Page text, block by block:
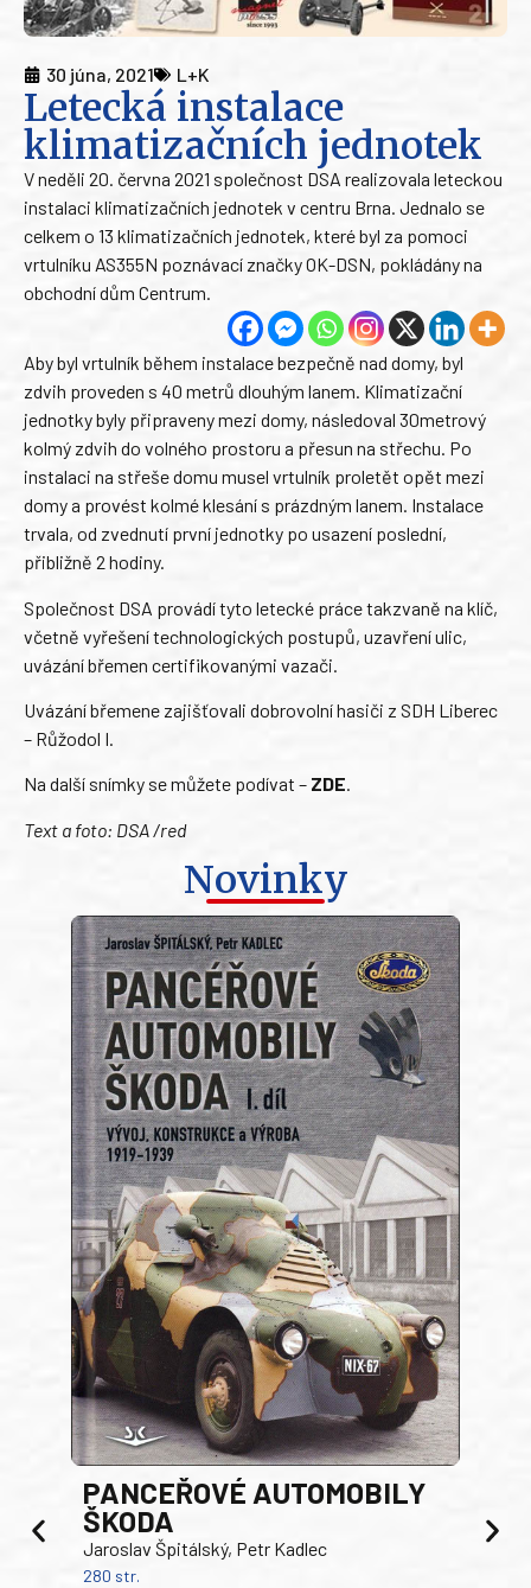
30 júna, 2021 L+K
Letecká instalace
klimatizačních jednotek
V neděli 20. června 2021 společnost DSA realizovala leteckou
instalaci klimatizačních jednotek v centru Brna. Jednalo se
celkem o 13 klimatizačních jednotek, které byl za pomoci
vrtulníku AS355N poznávací značky OK-DSN, pokládány na
obchodní dům Centrum.
Aby byl vrtulník během instalace bezpečně nad domy, byl
zdvih proveden s 40 metrů dlouhým lanem. Klimatizační
jednotky byly připraveny mezi domy, následoval 30metrový
kolmý zdvih do volného prostoru a přesun na střechu. Po
instalaci na střeše domu musel vrtulník proletět opět mezi
domy a provést kolmé klesání s prázdným lanem. Instalace
trvala, od zvednutí první jednotky po usazení poslední,
přibližně 2 hodiny.
Společnost DSA provádí tyto letecké práce takzvaně na klíč,
včetně vyřešení technologických postupů, uzavření ulic,
uvázání břemen certifikovanými vazači.
Uvázání břemene zajišťovali dobrovolní hasiči z SDH Liberec
– Růžodol I.
Na další snímky se můžete podívat – ZDE.
Text a foto: DSA /red
Novinky
PANCEŘOVÉ AUTOMOBILY
ŠKODA
Jaroslav Špitálský, Petr Kadlec
280 str.